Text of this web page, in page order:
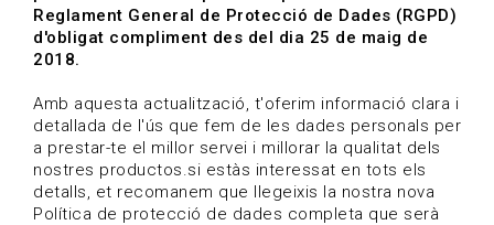
Estigues al dia
Convocatòries, activitats i notícies del sector de la
cultura.
Reglament General de Protecció de Dades (RGPD)
d'obligat compliment des del dia 25 de maig de
2018.
Amb aquesta actualització, t'oferim informació clara i
detallada de l'ús que fem de les dades personals per
a prestar-te el millor servei i millorar la qualitat dels
nostres productos.si estàs interessat en tots els
detalls, et recomanem que llegeixis la nostra nova
Política de protecció de dades completa que serà